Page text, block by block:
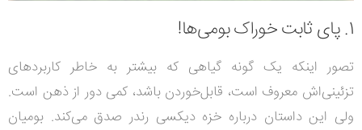
1. پای ثابت خوراک بومی‌ها!
تصور اینکه یک گونه گیاهی که بیشتر به خاطر کاربردهای
تزئینی‌اش معروف است، قابل‌خوردن باشد، کمی دور از ذهن است.
ولی این داستان درباره خزه دیکسی رندر صدق می‌کند. بومیان